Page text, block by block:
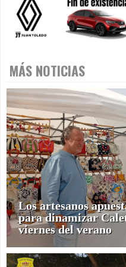
MÁS NOTICIAS
Los artesanos
para dinamizar
viernes del verano